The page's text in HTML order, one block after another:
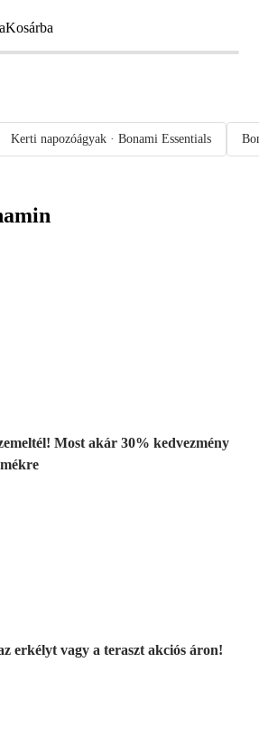
Kosárba
Kerti napozóágyak · Bonami Essentials
Most akár 30% kedvezmény
erkélyt vagy a teraszt akciós áron!